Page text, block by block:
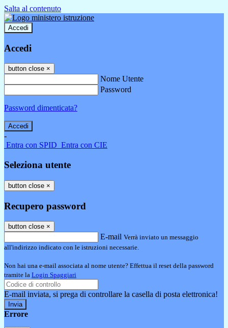
Salta al contenuto
Accedi
Accedi
button close ×
Nome Utente
Password
Password dimenticata?
-
Entra con SPID Entra con CIE
Seleziona utente
button close ×
Recupero password
button close ×
E-mail Verrà inviato un messaggio
all'indirizzo indicato con le istruzioni necessarie.
Non hai una e-mail associata al nome utente? Effettua il reset della password
tramite la Login Spaggiari
E-mail inviata, si prega di controllare la casella di posta elettronica!
Errore